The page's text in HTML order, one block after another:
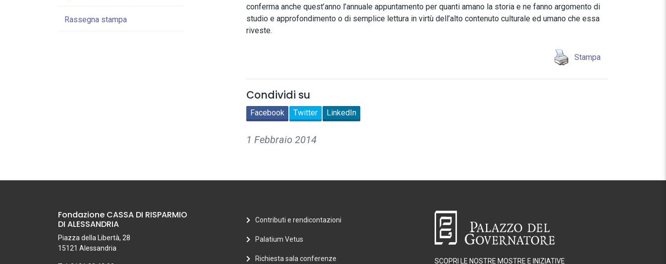
Rassegna stampa
conferma anche quest’anno l’annuale appuntamento per quanti amano la storia e ne fanno argomento di
studio e approfondimento o di semplice lettura in virtù dell’alto contenuto culturale ed umano che essa
riveste.
Stampa
Condividi su
Facebook Twitter LinkedIn
1 Febbraio 2014
Fondazione CASSA DI RISPARMIO
DI ALESSANDRIA
Piazza della Libertà, 28
15121 Alessandria
Contributi e rendicontazioni
Palatium Vetus
Richiesta sala conferenze SCOPRI LE NOSTRE MOSTRE E INIZIATIVE